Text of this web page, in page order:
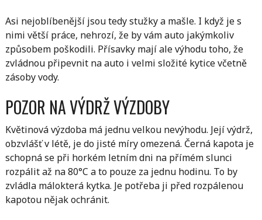
Asi nejoblíbenější jsou tedy stužky a mašle. I když je s
nimi větší práce, nehrozí, že by vám auto jakýmkoliv
způsobem poškodili. Přísavky mají ale výhodu toho, že
zvládnou připevnit na auto i velmi složité kytice včetně
zásoby vody.
POZOR NA VÝDRŽ VÝZDOBY
Květinová výzdoba má jednu velkou nevýhodu. Její výdrž,
obzvlášť v létě, je do jisté míry omezená. Černá kapota je
schopná se při horkém letním dni na přímém slunci
rozpálit až na 80°C a to pouze za jednu hodinu. To by
zvládla málokterá kytka. Je potřeba ji před rozpálenou
kapotou nějak ochránit.